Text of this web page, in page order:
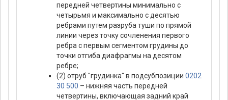
передней четвертины минимально с
четырьмя и максимально с десятью
ребрами путем разруба туши по прямой
линии через точку сочленения первого
ребра с первым сегментом грудины до
точки отгиба диафрагмы на десятом
ребре;
(2) отруб "грудинка" в подсубпозиции 0202
30 500 – нижняя часть передней
четвертины, включающая задний край